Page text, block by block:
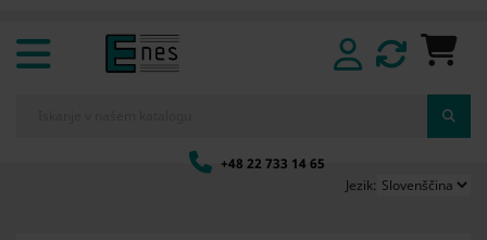
+48 22 733 14 65
Jezik: